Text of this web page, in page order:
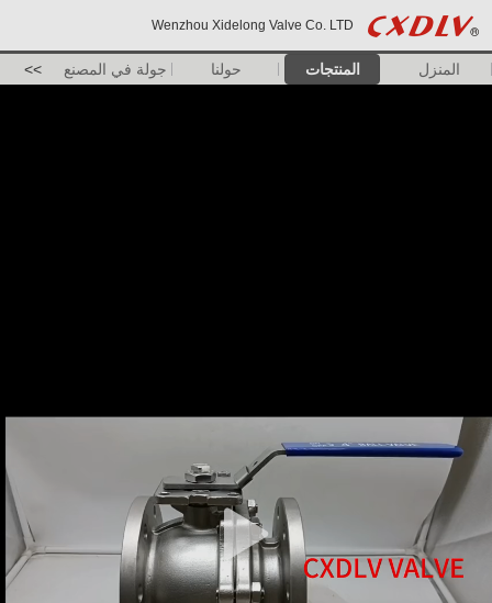
Wenzhou Xidelong Valve Co. LTD
المنزل المنتجات حولنا جولة في المصنع >>